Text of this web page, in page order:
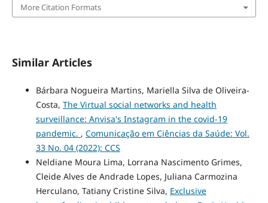
More Citation Formats
Similar Articles
Bárbara Nogueira Martins, Mariella Silva de Oliveira-
Costa, The Virtual social networks and health
surveillance: Anvisa's Instagram in the covid-19
pandemic. , Comunicação em Ciências da Saúde: Vol.
33 No. 04 (2022): CCS
Neldiane Moura Lima, Lorrana Nascimento Grimes,
Cleide Alves de Andrade Lopes, Juliana Carmozina
Herculano, Tatiany Cristine Silva, Exclusive